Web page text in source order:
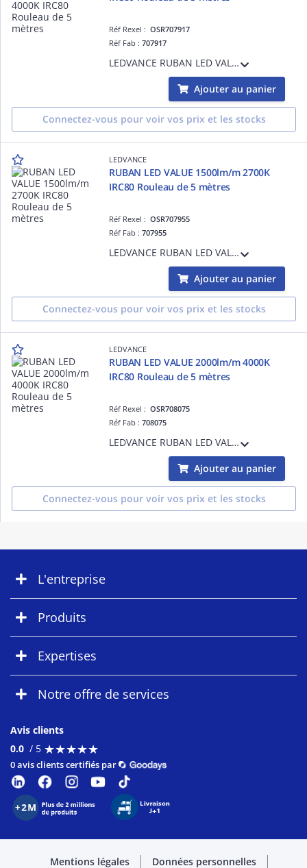
Réf Rexel :OSR707917
Réf Fab :707917
LEDVANCE RUBAN LED VALUE 1000lm/m 4000K IRC80 Rouleau de 5 mètres - 12,0 W/m - 30000 h (L70B50) - Garantie 3ans - Précâblé des 2 côtés - 5000 mmx8,00 mmx1,30 mm
Ajouter au panier
Connectez-vous pour voir vos prix et les stocks
LEDVANCE
RUBAN LED VALUE 1500lm/m 2700K
IRC80 Rouleau de 5 mètres
Réf Rexel :OSR707955
Réf Fab :707955
LEDVANCE RUBAN LED VALUE 1500lm/m 2700K IRC80 Rouleau de 5 mètres - 12,0 W/m - 30000 h (L70B50) - Garantie 3ans - Précâblé des 2 côtés - 5000 mmx8,00 mmx1,30 mm
Ajouter au panier
Connectez-vous pour voir vos prix et les stocks
LEDVANCE
RUBAN LED VALUE 2000lm/m 4000K
IRC80 Rouleau de 5 mètres
Réf Rexel :OSR708075
Réf Fab :708075
LEDVANCE RUBAN LED VALUE 2000lm/m 4000K IRC80 Rouleau de 5 mètres - 12,0 W/m - 30000 h (L70B50) - Garantie 3ans - Précâblé des 2 côtés - 5000 mmx8,00 mmx1,30 mm
Ajouter au panier
Connectez-vous pour voir vos prix et les stocks
L'entreprise
Produits
Expertises
Notre offre de services
Avis clients
0.0 / 5 ★★★★★
★★★★★
0 avis clients certifiés par
Mentions légales Données personnelles